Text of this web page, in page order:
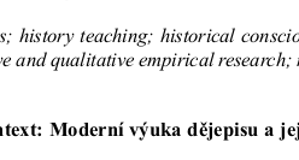
history teaching; historical
and qualitative empirical
Moderní výuka dějepisu a